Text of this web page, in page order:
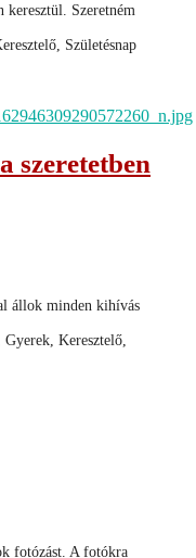
keresztül. Szeretném
Születésnap
szeretetben
állok minden kihívás
Keresztelő,
fotózást. A fotókra